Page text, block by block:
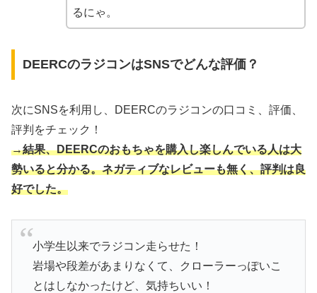
るにゃ。
DEERCのラジコンはSNSでどんな評価？
次にSNSを利用し、DEERCのラジコンの口コミ、評価、
評判をチェック！
→結果、DEERCのおもちゃを購入し楽しんでいる人は大
勢いると分かる。ネガティブなレビューも無く、評判は良
好でした。
小学生以来でラジコン走らせた！
岩場や段差があまりなくて、クローラーっぽいこ
とはしなかったけど、気持ちいい！